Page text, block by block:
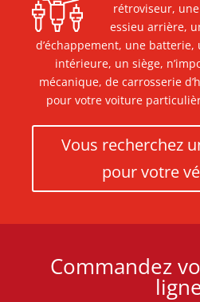
rétroviseur,
essieu arrière,
d’échappement, une
intérieure, un siège,
mécanique, de carrosserie
pour votre voiture
Vous recherchez
pour votre
Commandez